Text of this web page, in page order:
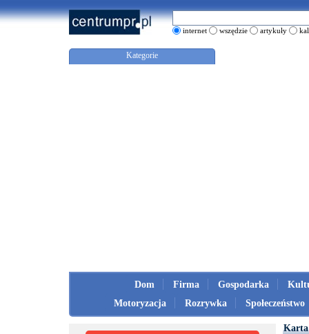
internet wszędzie artykuły
Kategorie
Dom Firma Gospodarka
Motoryzacja
Rozrywka Społeczeństwo
Karta